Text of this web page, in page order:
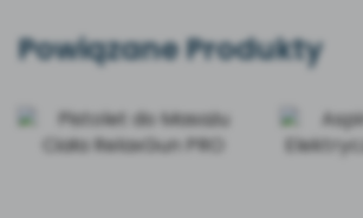
Powiązane Produkty